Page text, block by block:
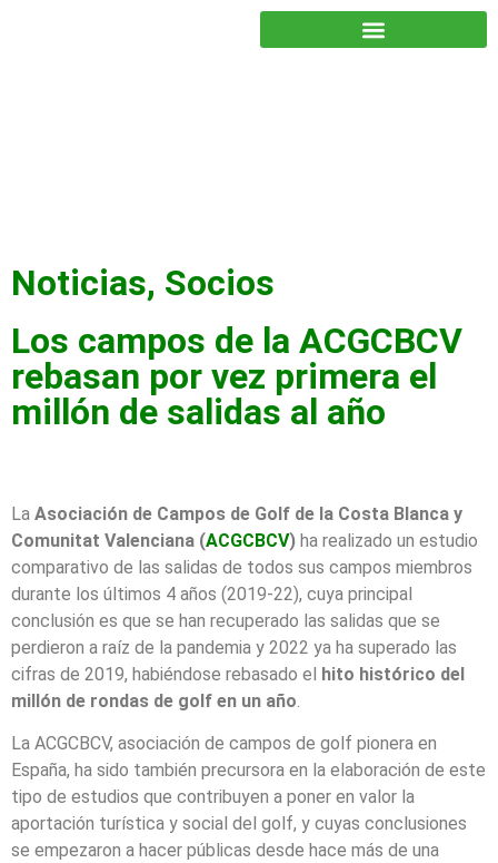
Noticias, Socios
Los campos de la ACGCBCV
rebasan por vez primera el
millón de salidas al año
La Asociación de Campos de Golf de la Costa Blanca y
Comunitat Valenciana (ACGCBCV) ha realizado un estudio
comparativo de las salidas de todos sus campos miembros
durante los últimos 4 años (2019-22), cuya principal
conclusión es que se han recuperado las salidas que se
perdieron a raíz de la pandemia y 2022 ya ha superado las
cifras de 2019, habiéndose rebasado el hito histórico del
millón de rondas de golf en un año.
La ACGCBCV, asociación de campos de golf pionera en
España, ha sido también precursora en la elaboración de este
tipo de estudios que contribuyen a poner en valor la
aportación turística y social del golf, y cuyas conclusiones
se empezaron a hacer públicas desde hace más de una